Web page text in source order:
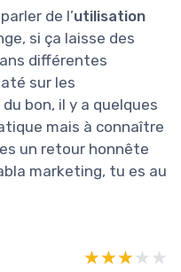
de l’utilisation
si ça laisse des
différentes
sur les
bon, il y a quelques
mais à connaître
un retour honnête
marketing, tu es au
★★★★★
★★★★★